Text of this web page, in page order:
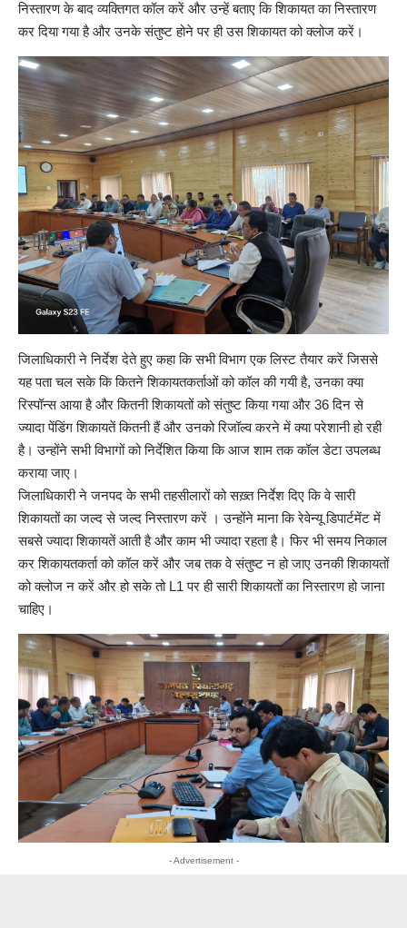
निस्तारण के बाद व्यक्तिगत कॉल करें और उन्हें बताए कि शिकायत का निस्तारण
कर दिया गया है और उनके संतुष्ट होने पर ही उस शिकायत को क्लोज करें।
जिलाधिकारी ने निर्देश देते हुए कहा कि सभी विभाग एक लिस्ट तैयार करें जिससे
यह पता चल सके कि कितने शिकायतकर्ताओं को कॉल की गयी है, उनका क्या
रिस्पॉन्स आया है और कितनी शिकायतों को संतुष्ट किया गया और 36 दिन से
ज्यादा पेंडिंग शिकायतें कितनी हैं और उनको रिजॉल्व करने में क्या परेशानी हो रही
है। उन्होंने सभी विभागों को निर्देशित किया कि आज शाम तक कॉल डेटा उपलब्ध
कराया जाए।
जिलाधिकारी ने जनपद के सभी तहसीलारों को सख़्त निर्देश दिए कि वे सारी
शिकायतों का जल्द से जल्द निस्तारण करें । उन्होंने माना कि रेवेन्यू डिपार्टमेंट में
सबसे ज्यादा शिकायतें आती है और काम भी ज्यादा रहता है। फिर भी समय निकाल
कर शिकायतकर्ता को कॉल करें और जब तक वे संतुष्ट न हो जाए उनकी शिकायतों
को क्लोज न करें और हो सके तो L1 पर ही सारी शिकायतों का निस्तारण हो जाना
चाहिए।
- Advertisement -